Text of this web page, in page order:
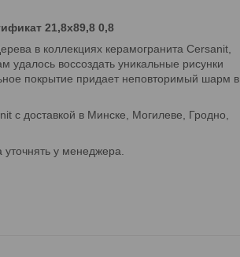
21,8x89,8 0,8
в коллекциях керамогранита Cersanit,
удалось воссоздать уникальные рисунки
покрытие придает неповторимый шарм в
с доставкой в Минске, Могилеве, Гродно,
у менеджера.